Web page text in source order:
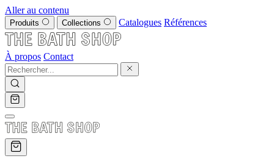
Aller au contenu
Produits Collections Catalogues Références
À propos Contact